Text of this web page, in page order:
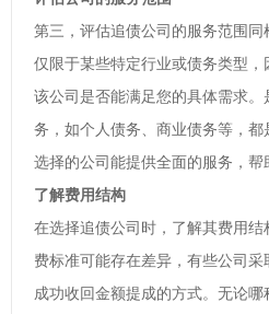
第三，评估追债公司的服务范围
仅限于某些特定行业或债务类型
该公司是否能满足您的具体需求
务，如个人债务、商业债务等，
选择的公司能提供全面的服务，帮
了解费用结构
在选择追债公司时，了解其费用
费标准可能存在差异，有些公司
成功收回金额提成的方式。无论